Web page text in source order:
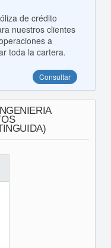
de crédito
nuestros clientes
a
toda la cartera.
Consultar